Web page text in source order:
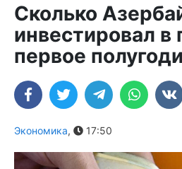
Сколько
инвестировал в
первое
Экономика, 17:50